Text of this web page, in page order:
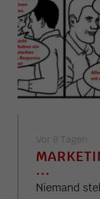
Vor 8 Tagen
...
Niemand